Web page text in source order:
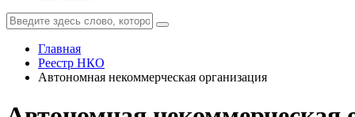
Главная
Реестр НКО
Автономная некоммерческая организация